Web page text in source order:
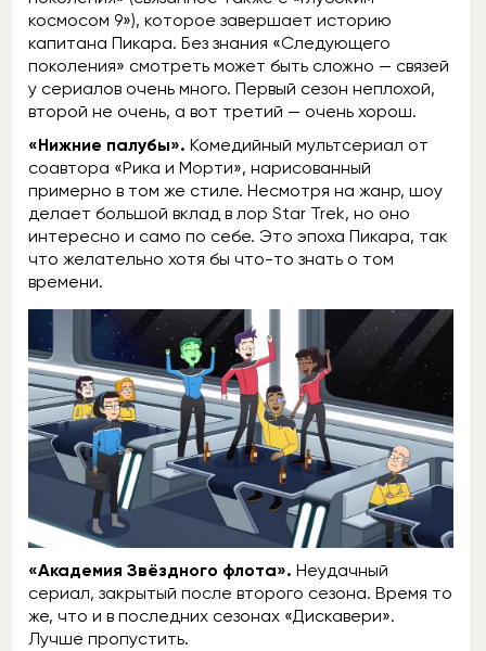
космосом 9»), которое завершает историю
капитана Пикара. Без знания «Следующего
поколения» смотреть может быть сложно — связей
у сериалов очень много. Первый сезон неплохой,
второй не очень, а вот третий — очень хорош.
«Нижние палубы». Комедийный мультсериал от
соавтора «Рика и Морти», нарисованный
примерно в том же стиле. Несмотря на жанр, шоу
делает большой вклад в лор Star Trek, но оно
интересно и само по себе. Это эпоха Пикара, так
что желательно хотя бы что-то знать о том
времени.
«Академия Звёздного флота». Неудачный
сериал, закрытый после второго сезона. Время то
же, что и в последних сезонах «Дискавери».
Лучше пропустить.